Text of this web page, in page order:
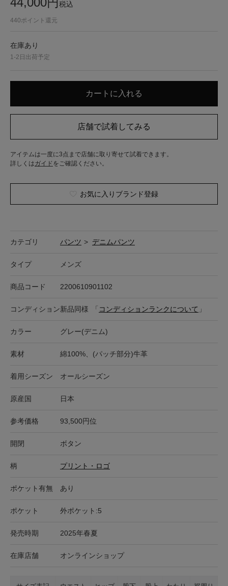
税込
440ポイント還元
在庫あり
1-2日出荷予定
アイテムは一度に3点まで店舗に取り寄せて試着できます。
詳しくはガイド をご確認ください。
お気に入りブランド登録
カテゴリ パンツ > デニムパンツ
タイプ メンズ
商品コード 2200610901102
コンディション新品同様 「 コンディションランクについて 」
カラー グレー(デニム)
素材 綿100%、(パッチ部分)牛革
着用シーズン オールシーズン
原産国 日本
参考価格 93,500円位
開閉 ボタン
柄 プリント・ロゴ
ポケット有無 あり
ポケット 外ポケット:5
発売時期 2025年春夏
在庫店舗 オンラインショップ